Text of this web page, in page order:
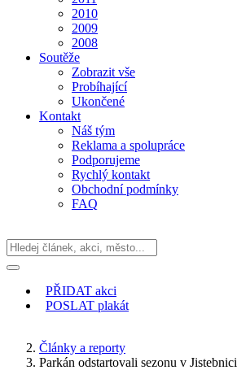
2010
2009
2008
Soutěže
Zobrazit vše
Probíhající
Ukončené
Kontakt
Náš tým
Reklama a spolupráce
Podporujeme
Rychlý kontakt
Obchodní podmínky
FAQ
PŘIDAT akci
POSLAT plakát
Články a reporty
Parkán odstartovali sezonu v Jistebnici